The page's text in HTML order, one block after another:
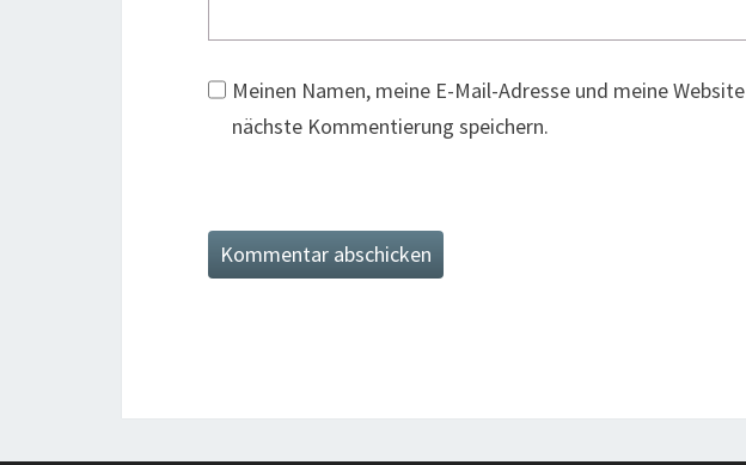
Meinen Namen, meine E-Mail-Adresse und meine
nächste Kommentierung speichern.